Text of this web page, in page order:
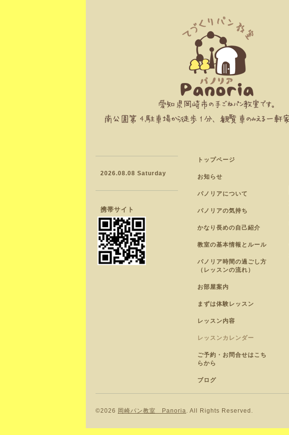
トップページ
お知らせ
パノリアについて
パノリアの気持ち
かなり長めの自己紹介
教室の基本情報とルール
パノリア時間の過ごし方
（レッスンの流れ）
お部屋案内
まずは体験レッスン
レッスン内容
レッスンカレンダー
ご予約・お問合せはこち
らから
ブログ
2026.08.08 Saturday
携帯サイト
©2026 岡崎パン教室 Panoria. All Rights Reserved.